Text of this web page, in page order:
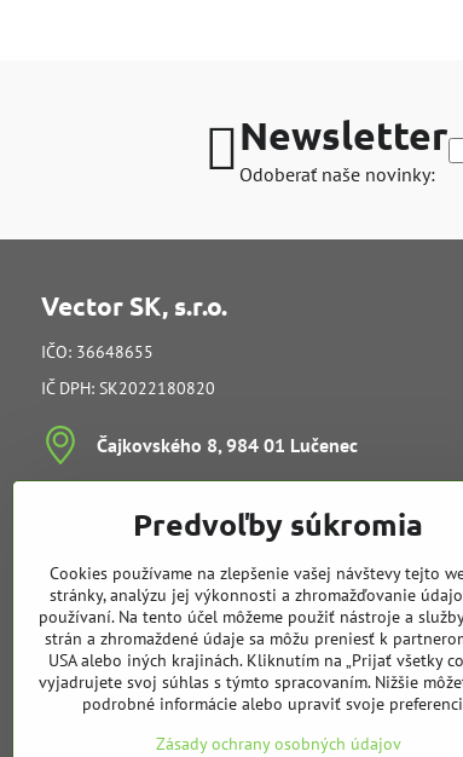
Newsletter
Odoberať naše novinky:
Vector SK, s.r.o.
IČO: 36648655
IČ DPH: SK2022180820
Čajkovského 8, 984 01 Lučenec
vedenie spoločnosti
info@vectorsk.sk
Obchodné oddelenie
Tibor Kučera
mobil:+421 905 729 968
e-mail:t.kucera@vectorsk.sk
Predvoľby súkromia
Cookies používame na zlepšenie vašej návštevy tejto
stránky, analýzu jej výkonnosti a zhromažďovanie
používaní. Na tento účel môžeme použiť nástroje a
strán a zhromaždené údaje sa môžu preniesť k
USA alebo iných krajinách. Kliknutím na „Prijať všetky
vyjadrujete svoj súhlas s týmto spracovaním. Nižšie
podrobné informácie alebo upraviť svoje
Zásady ochrany osobných údajov